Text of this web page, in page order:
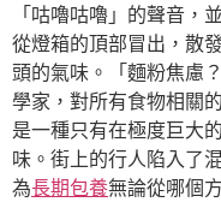
「咕嚕咕嚕」的聲音，
從燈箱的頂部冒出，散
頭的氣味。「麵粉焦慮
學家，對所有食物相關
是一種只有在極度巨大
味。街上的行人陷入了
為長期包養無論從哪個